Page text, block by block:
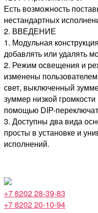
Есть возможность
нестандартных
2. ВВЕДЕНИЕ
1. Модульная
добавлять или удалять
2. Режим освещения и
изменены
свет, выключенный
зуммер низкой
помощью DIP-
3. Доступны два вида
просты в установке и
исполнений.
+7 8202 28-39-83
+7 8202 20-10-94